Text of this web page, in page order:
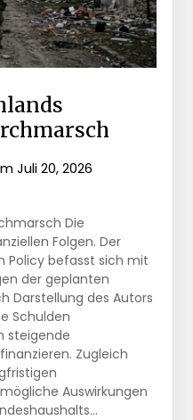
Juli 20, 2026
Die
Folgen. Der
Policy befasst sich mit
der geplanten
Darstellung des Autors
Schulden
steigende
Zugleich
Auswirkungen